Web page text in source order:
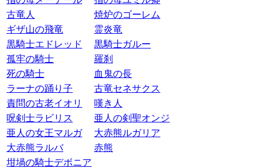
古竜人
焼炉のゴーレム
ギザ山の飛竜
霊炎竜
黒騎士エドレッド
黒騎士ガルー
孤牢の騎士
羅刹
死の騎士
血鬼の長
ラーナの踊り子
古竜セネサクス
責問の古老イオリ
嘆き人
呪剣士ラビリス
亜人の剣聖オンジ
亜人の女王マルガ
大赤熊ルガリア
大赤熊ラルバ
赤熊
坩堝の騎士デボニア